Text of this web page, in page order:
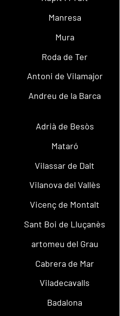
Manresa
Mura
Roda de Ter
Antoni de Vilamajor
Andreu de la Barca
Adrià de Besòs
Mataró
Vilassar de Dalt
Vilanova del Vallès
Vicenç de Montalt
Sant Boi de Lluçanès
artomeu del Grau
Cabrera de Mar
Viladecavalls
Badalona